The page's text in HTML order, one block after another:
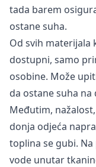
tada barem
ostane suha.
Od svih materijala
dostupni, samo
osobine. Može
da ostane suha
Međutim,
donja odjeća
toplina se gubi.
vode unutar